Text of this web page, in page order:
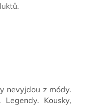
nevyjdou z módy.
Kousky,